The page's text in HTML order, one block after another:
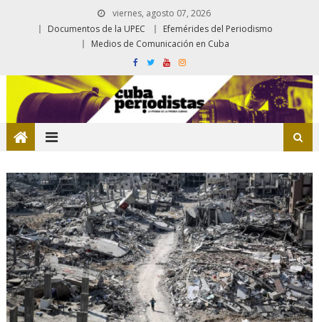
viernes, agosto 07, 2026
Documentos de la UPEC
Efemérides del Periodismo
Medios de Comunicación en Cuba